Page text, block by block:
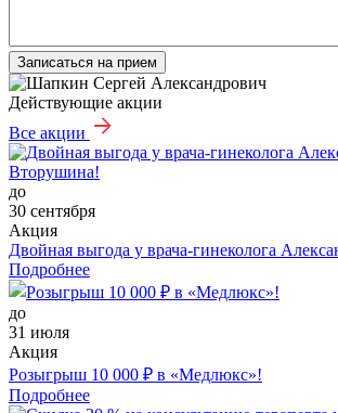
Записаться на прием
Действующие акции
Все акции
до
30 сентября
Акция
Двойная выгода у врача‑гинеколога
Подробнее
до
31 июля
Акция
Розыгрыш 10 000 ₽ в «Медлюкс»!
Подробнее